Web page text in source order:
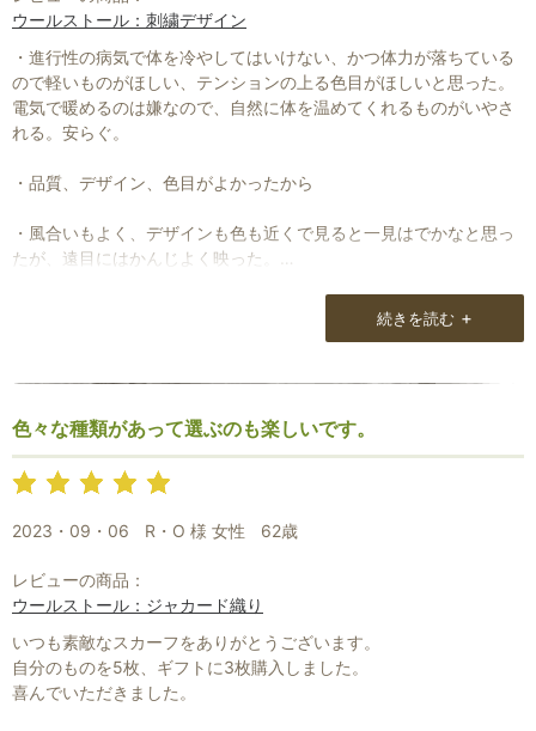
ウールストール：刺繍デザイン
・進行性の病気で体を冷やしてはいけない、かつ体力が落ちている
ので軽いものがほしい、テンションの上る色目がほしいと思った。
電気で暖めるのは嫌なので、自然に体を温めてくれるものがいやさ
れる。安らぐ。
・品質、デザイン、色目がよかったから
・風合いもよく、デザインも色も近くで見ると一見はでかなと思っ
たが、遠目にはかんじよく映った。
らぐ
・自分へのプレゼントとして、自分用だけどプレゼント包装にして
もらった。
梱包状態、内包物、スタッフの対応がよかった。
続きを読む +
色々な種類があって選ぶのも楽しいです。
2023・09・06 R・O 様 女性 62歳
レビューの商品：
ウールストール：ジャカード織り
いつも素敵なスカーフをありがとうございます。
自分のものを5枚、ギフトに3枚購入しました。
喜んでいただきました。